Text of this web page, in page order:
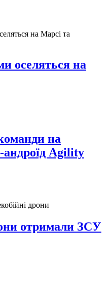
оселяться на
на
андроїд Agility
отримали ЗСУ